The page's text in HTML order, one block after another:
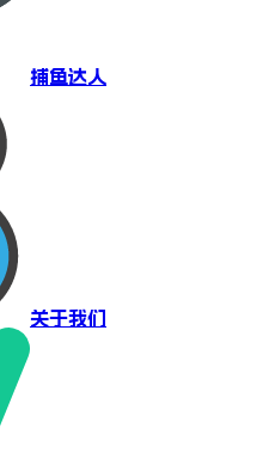
捕鱼达人
关于我们